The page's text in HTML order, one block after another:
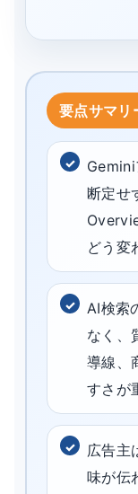
Gemini
断定せ
どう変
AI検索
なく、
導線、
すさが
広告主
味が伝